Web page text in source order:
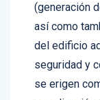
así como
del edificio
seguridad y
se erigen
coordinación